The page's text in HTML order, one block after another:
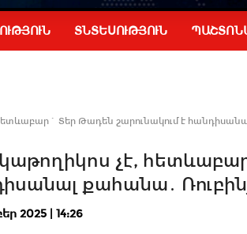
ՏՆՏԵՍՈՒԹՅՈՒՆ
Տեր Թադեն շարունակում է
չէ,
քահանա․
2025 | 14:26